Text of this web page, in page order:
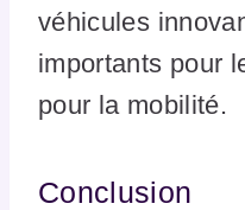
véhicules
importants pour
pour la mobilité.
Conclusion